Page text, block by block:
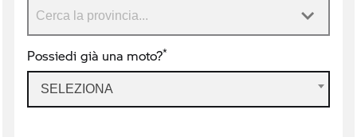
Possiedi già una moto?*
SELEZIONA